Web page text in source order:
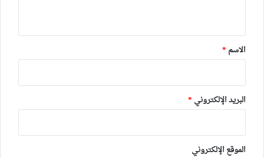
*
الاسم *
البريد الإلكتروني *
الموقع الإلكتروني